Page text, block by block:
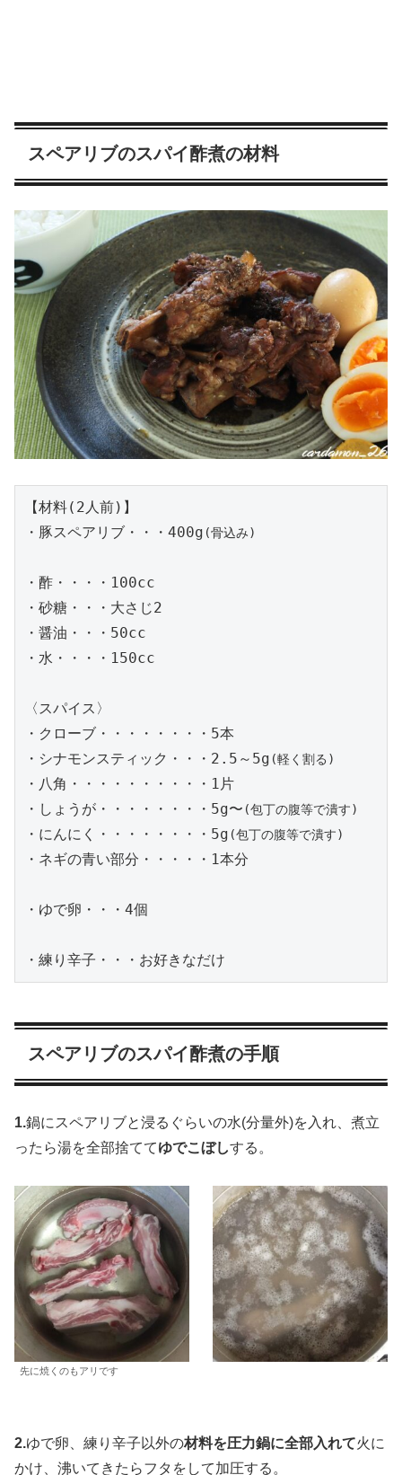
スペアリブのスパイ酢煮の材料
【材料(2人前)】
・豚スペアリブ・・・400g (骨込み)
・酢・・・・100cc
・砂糖・・・大さじ2
・醤油・・・50cc
・水・・・・150cc
〈スパイス〉
・クローブ・・・・・・・・5本
・シナモンスティック・・・2.5～5g (軽く 割る )
・八角・・・・・・・・・・1片
・しょうが・・・・・・・・5g〜 (包丁の腹等で潰す)
・にんにく・・・・・・・・5g (包丁の腹等で潰す)
・ネギの青い部分・・・・・1本分
・ゆで卵・・・4個
・練り辛子・・・お好きなだけ
スペアリブのスパイ酢煮の手順
1.鍋にスペアリブと浸るぐらいの水(分量外)を入れ、煮立
ったら湯を全部捨ててゆでこぼしする。
先に焼くのもアリです
2.ゆで卵、練り辛子以外の材料を圧力鍋に全部入れて火に
かけ、沸いてきたらフタをして加圧する。